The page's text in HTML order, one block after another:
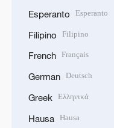
Esperanto Esperanto
Filipino Filipino
French Français
German Deutsch
Greek Ελληνικά
Hausa Hausa